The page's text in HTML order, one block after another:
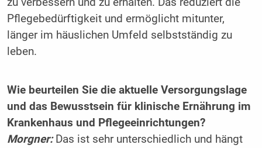
Pflegebedürftigkeit und ermöglicht mitunter,
länger im häuslichen Umfeld selbstständig zu
leben.
Wie beurteilen Sie die aktuelle Versorgungslage
und das Bewusstsein für klinische Ernährung im
Krankenhaus und Pflegeeinrichtungen?
Morgner:Das ist sehr unterschiedlich und hängt